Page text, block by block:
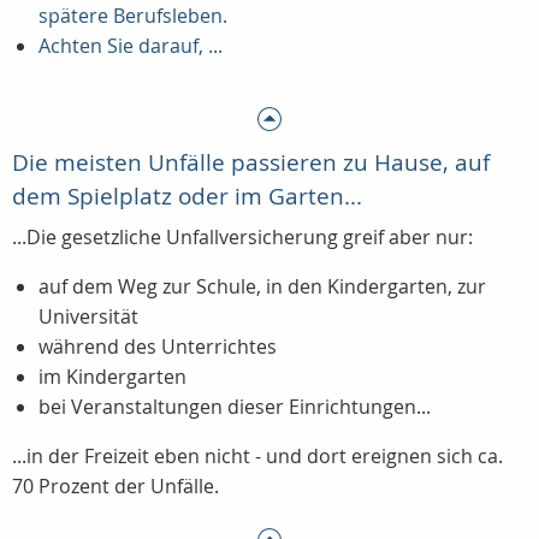
spätere Berufsleben.
Achten Sie darauf, ...
Die meisten Unfälle passieren zu Hause, auf
dem Spielplatz oder im Garten...
...Die gesetzliche Unfallversicherung greif aber nur:
auf dem Weg zur Schule, in den Kindergarten, zur
Universität
während des Unterrichtes
im Kindergarten
bei Veranstaltungen dieser Einrichtungen...
...in der Freizeit eben nicht - und dort ereignen sich ca.
70 Prozent der Unfälle.